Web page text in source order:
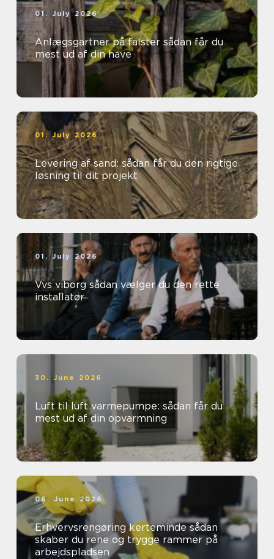
01. July 2026
Anlægsgartner på falster sådan får du
mest ud af din have
01. July 2026
Levering af sand: sådan får du den rigtige
løsning til dit projekt
01. July 2026
Vvs viborg sådan vælger du den rette
installatør
30. June 2026
Luft til luft varmepumpe: sådan får du
mest ud af din opvarmning
06. June 2026
Erhvervsrengøring kerteminde sådan
skaber du rene og trygge rammer på
arbejdspladsen